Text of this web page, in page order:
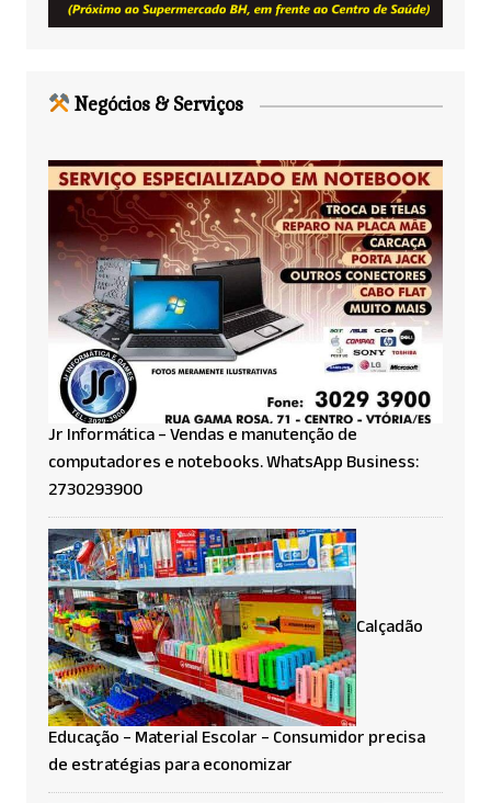
Negócios & Serviços
Jr Informática – Vendas e manutenção de
computadores e notebooks. WhatsApp Business:
2730293900
Calçadão
Educação – Material Escolar – Consumidor precisa
de estratégias para economizar